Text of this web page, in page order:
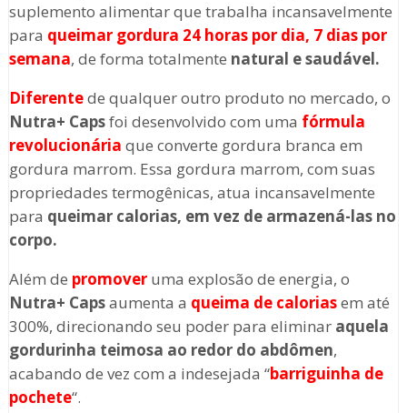
suplemento alimentar que trabalha incansavelmente
para queimar gordura 24 horas por dia, 7 dias por
semana, de forma totalmente natural e saudável.
Diferentede qualquer outro produto no mercado, o
Nutra+ Capsfoi desenvolvido com uma fórmula
revolucionária que converte gordura branca em
gordura marrom. Essa gordura marrom, com suas
propriedades termogênicas, atua incansavelmente
para queimar calorias, em vez de armazená-las no
corpo.
Além de promoveruma explosão de energia, o
Nutra+ Capsaumenta a queima de caloriasem até
300%, direcionando seu poder para eliminar aquela
gordurinha teimosa ao redor do abdômen,
acabando de vez com a indesejada “barriguinha de
pochete“.